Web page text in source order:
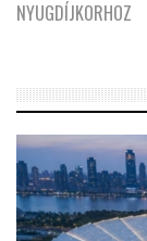
NYUGDÍJKORHOZ